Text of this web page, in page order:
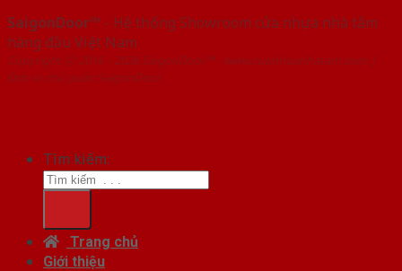
SaigonDoor™ - Hệ thống Showroom cửa nhựa nhà tắm
hàng đầu Việt Nam
Copyright ⓒ 2016 – 2026 SaigonDoor™ - www.cuanhuanhatam.com |
Đơn vị chủ quản SaigonDoor
Tìm kiếm:
Trang chủ
Giới thiệu